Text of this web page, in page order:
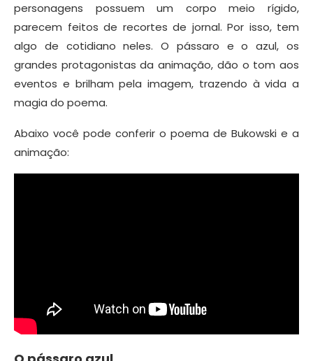
personagens possuem um corpo meio rígido,
parecem feitos de recortes de jornal. Por isso, tem
algo de cotidiano neles. O pássaro e o azul, os
grandes protagonistas da animação, dão o tom aos
eventos e brilham pela imagem, trazendo à vida a
magia do poema.
Abaixo você pode conferir o poema de Bukowski e a
animação: